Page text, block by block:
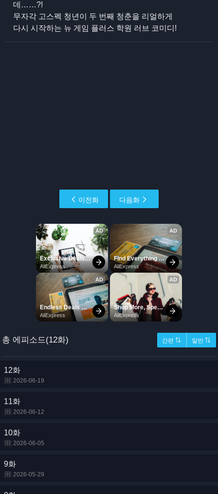
데……?!
무자각 고스펙 청년이 두 번째 청춘을 리얼하게
다시 시작하는 뉴 게임 플러스 학원 러브 코미디!
이전화 다음화
총 에피소드(12화) 간편 ⇅ 일반 ⇅
12화
2026-06-19
11화
2026-06-12
10화
2026-06-05
9화
2026-05-29